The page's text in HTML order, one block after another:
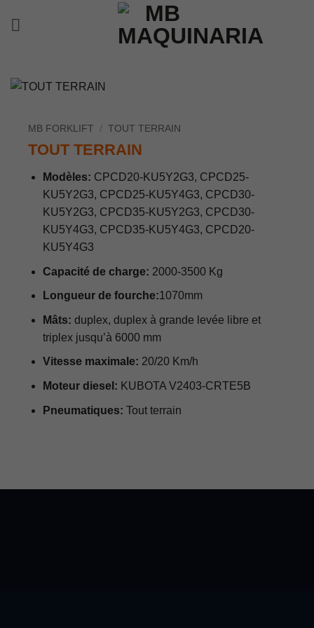
MB FORKLIFT / TOUT TERRAIN
TOUT TERRAIN
Modèles: CPCD20-KU5Y2G3, CPCD25-
KU5Y2G3, CPCD25-KU5Y4G3, CPCD30-
KU5Y2G3, CPCD35-KU5Y2G3, CPCD30-
KU5Y4G3, CPCD35-KU5Y4G3, CPCD20-
KU5Y4G3
Capacité de charge: 2000-3500 Kg
Longueur de fourche:1070mm
Mâts: duplex, duplex à grande levée libre et
triplex jusqu’à 6000 mm
Vitesse maximale: 20/20 Km/h
Moteur diesel: KUBOTA V2403-CRTE5B
Pneumatiques: Tout terrain